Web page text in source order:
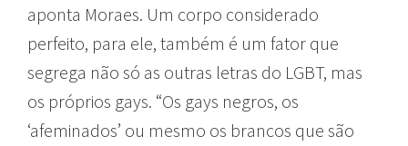
aponta Moraes. Um corpo considerado
perfeito, para ele, também é um fator que
segrega não só as outras letras do LGBT, mas
os próprios gays. “Os gays negros, os
‘afeminados’ ou mesmo os brancos que são